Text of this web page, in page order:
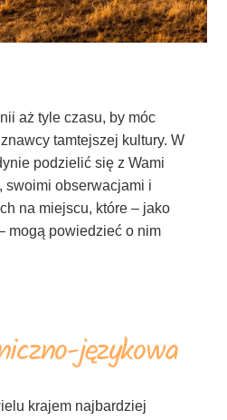
aż tyle czasu, by móc
tamtejszej kultury. W
podzielić się z Wami
swoimi obserwacjami i
na miejscu, które – jako
mogą powiedzieć o nim
językowa
krajem najbardziej